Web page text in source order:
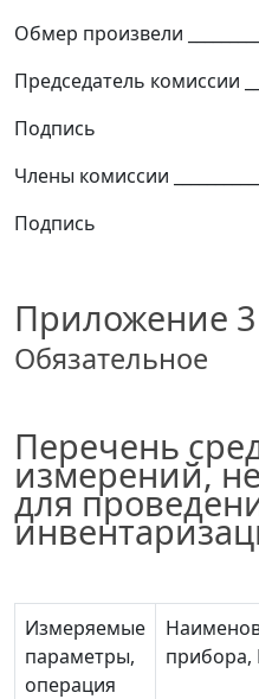
Обмер произвели
Председатель комиссии
Подпись
Члены комиссии
Подпись
Приложение 3
Обязательное
Перечень
измерений,
для
Измеряемые
параметры,
операция
прибора,